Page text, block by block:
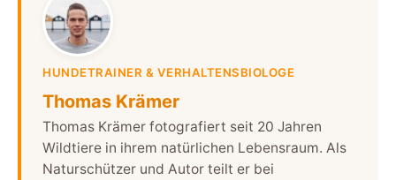
HUNDETRAINER & VERHALTENSBIOLOGE
Thomas Krämer
Thomas Krämer fotografiert seit 20 Jahren
Wildtiere in ihrem natürlichen Lebensraum. Als
Naturschützer und Autor teilt er bei